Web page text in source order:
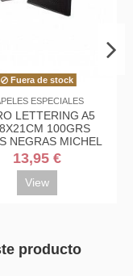
stock
A5
100GRS
MICHEL
€
producto